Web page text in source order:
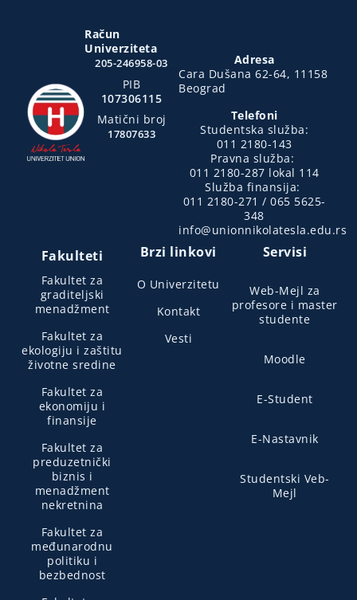
Račun
Univerziteta
205-246958-03
PIB
107306115
Matični broj
17807633
Adresa
Cara Dušana 62-64, 11158
Beograd
Telefoni
Studentska služba:
011 2180-143
Pravna služba:
011 2180-287 lokal 114
Služba finansija:
011 2180-271 / 065 5625-
348
info@unionnikolatesla.edu.rs
Fakulteti
Fakultet za
graditeljski
menadžment
Fakultet za
ekologiju i zaštitu
životne sredine
Fakultet za
ekonomiju i
finansije
Fakultet za
preduzetnički
biznis i
menadžment
nekretnina
Fakultet za
međunarodnu
politiku i
bezbednost
Brzi linkovi
O Univerzitetu
Kontakt
Vesti
Servisi
Web-Mejl za
profesore i master
studente
Moodle
E-Student
E-Nastavnik
Studentski Veb-
Mejl